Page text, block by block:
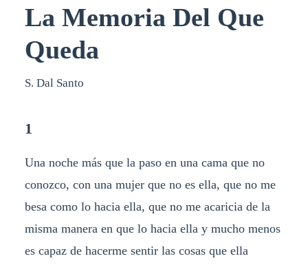
La Memoria Del Que
Queda
S. Dal Santo
1
Una noche más que la paso en una cama que no
conozco, con una mujer que no es ella, que no me
besa como lo hacia ella, que no me acaricia de la
misma manera en que lo hacia ella y mucho menos
es capaz de hacerme sentir las cosas que ella